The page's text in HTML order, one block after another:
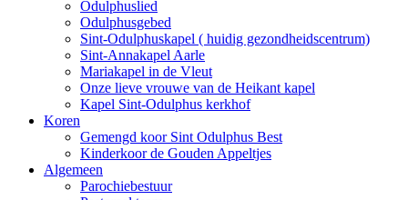
Odulphuslied
Odulphusgebed
Sint-Odulphuskapel ( huidig gezondheidscentrum)
Sint-Annakapel Aarle
Mariakapel in de Vleut
Onze lieve vrouwe van de Heikant kapel
Kapel Sint-Odulphus kerkhof
Koren
Gemengd koor Sint Odulphus Best
Kinderkoor de Gouden Appeltjes
Algemeen
Parochiebestuur